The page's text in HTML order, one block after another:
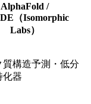
AlphaFold /
（Isomorphic
Labs）
質構造予測・低分
化器